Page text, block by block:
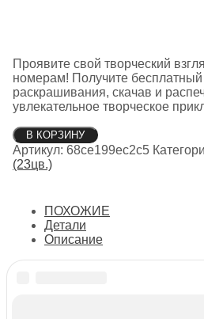
Проявите свой творческий
номерам! Получите
раскрашивания, скачав и
увлекательное творческое
Количество
товара
Зима
снег
В КОРЗИНУ
Артикул: 68ce199ec2c5
(23цв.)
ПОХОЖИЕ
Детали
Описание